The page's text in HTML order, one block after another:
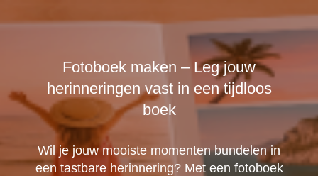
Fotoboek maken – Leg jouw
herinneringen vast in een tijdloos
boek
Wil je jouw mooiste momenten bundelen in
een tastbare herinnering? Met een fotoboek